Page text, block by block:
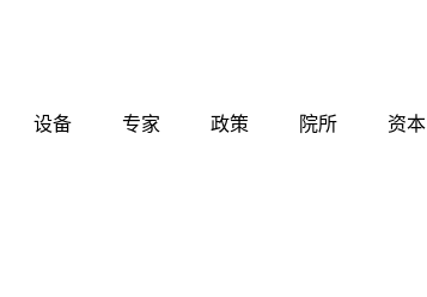
设备 专家 政策 院所 资本